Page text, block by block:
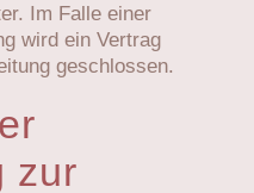
Im Falle einer
wird ein Vertrag
geschlossen.
zur